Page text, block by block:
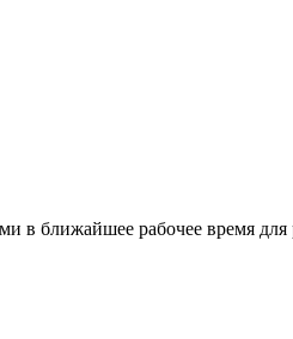
в ближайшее рабочее время